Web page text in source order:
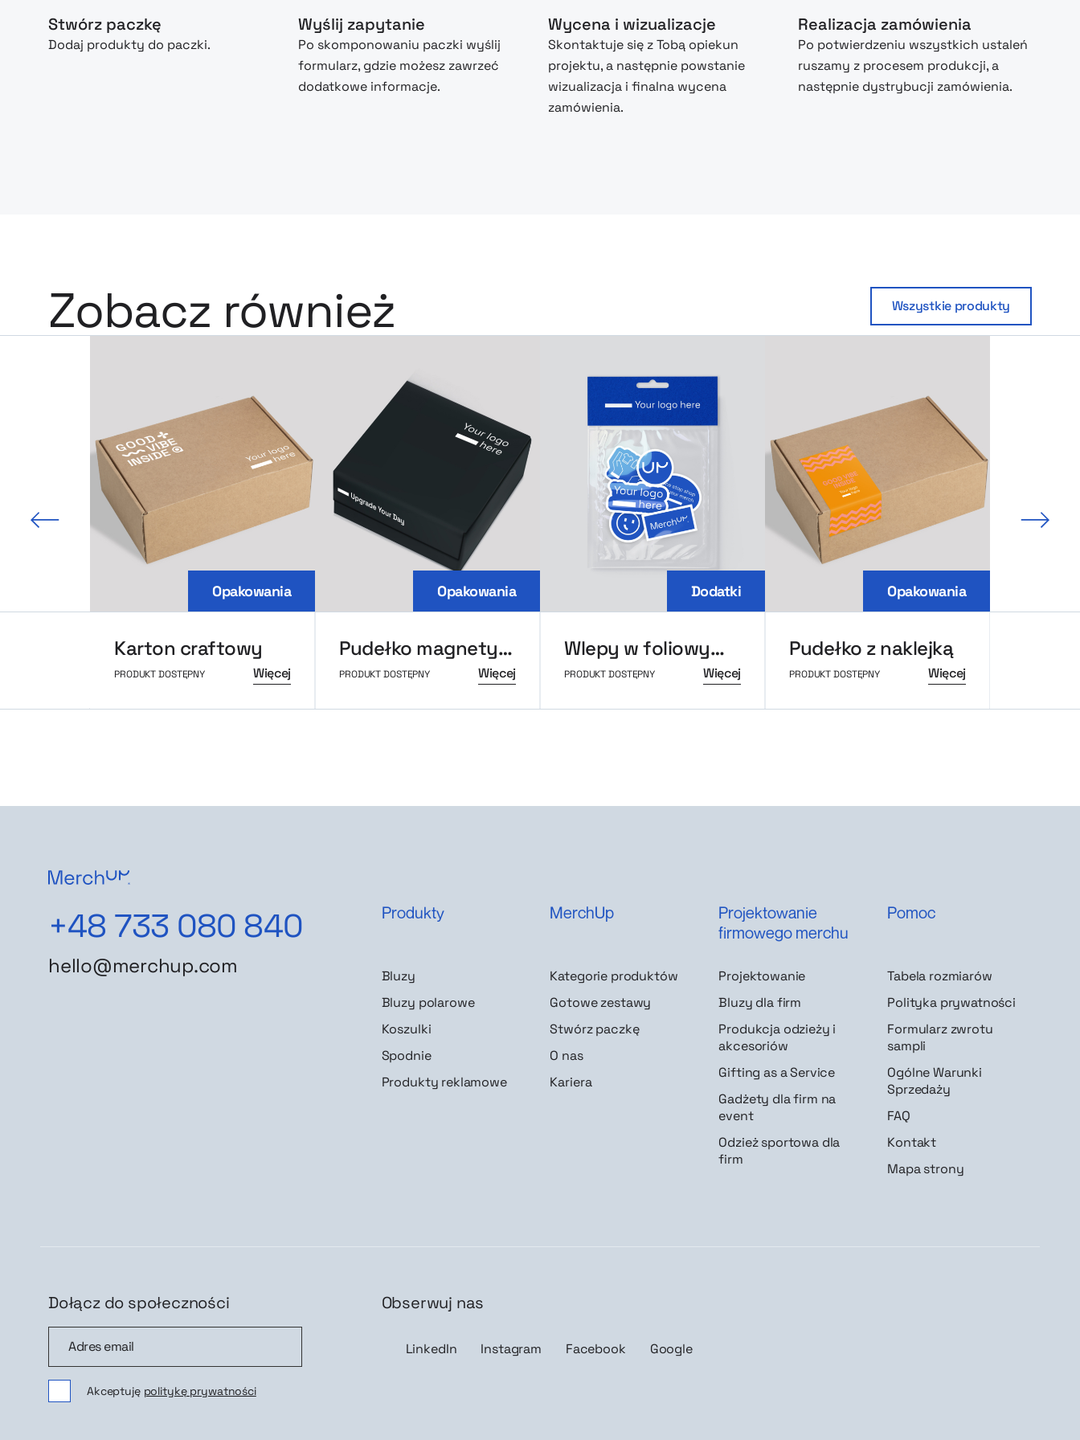
Stwórz paczkę
Dodaj produkty do paczki.
Wyślij zapytanie
Po skomponowaniu paczki wyślij
formularz, gdzie możesz zawrzeć
dodatkowe informacje.
Wycena i wizualizacje
Skontaktuje się z Tobą opiekun
projektu, a następnie powstanie
wizualizacja i finalna wycena
zamówienia.
Realizacja zamówienia
Po potwierdzeniu wszystkich ustaleń
ruszamy z procesem produkcji, a
następnie dystrybucji zamówienia.
Zobacz również Wszystkie produkty
Opakowania
Karton craftowy
PRODUKT DOSTĘPNY Więcej
Opakowania
Pudełko magnetyczne M
PRODUKT DOSTĘPNY Więcej
Dodatki
Wlepy w foliowym opakowaniu
PRODUKT DOSTĘPNY Więcej
Opakowania
Pudełko z naklejką
PRODUKT DOSTĘPNY Więcej
+48 733 080 840
hello@merchup.com
Produkty
Bluzy
Bluzy polarowe
Koszulki
Spodnie
Produkty reklamowe
MerchUp
Kategorie produktów
Gotowe zestawy
Stwórz paczkę
O nas
Kariera
Projektowanie
firmowego merchu
Projektowanie
Bluzy dla firm
Produkcja odzieży i
akcesoriów
Gifting as a Service
Gadżety dla firm na
event
Odzież sportowa dla
firm
Pomoc
Tabela rozmiarów
Polityka prywatności
Formularz zwrotu
sampli
Ogólne Warunki
Sprzedaży
FAQ
Kontakt
Mapa strony
Dołącz do społeczności
Zapisz mnie
Akceptuję politykę prywatności
Obserwuj nas
LinkedIn Instagram Facebook Google